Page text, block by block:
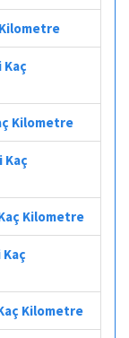
Kilometre
Kaç
Kilometre
Kaç
Kilometre
Kilometre